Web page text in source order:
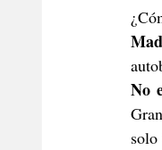
No